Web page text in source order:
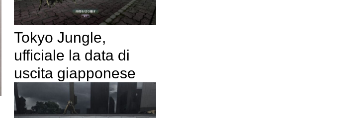
Tokyo Jungle,
ufficiale la data di
uscita giapponese